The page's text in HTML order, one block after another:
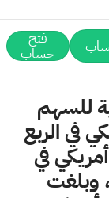
فتح
حساب
للسهم
أمريكي في الربع
0.06 دولار أمريكي في
وبلغت